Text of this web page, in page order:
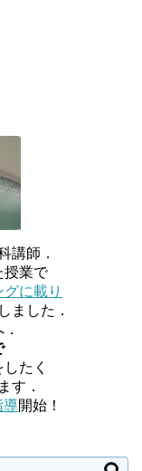
講師．
授業で
に載り
ました．
たく
す．
導開始！